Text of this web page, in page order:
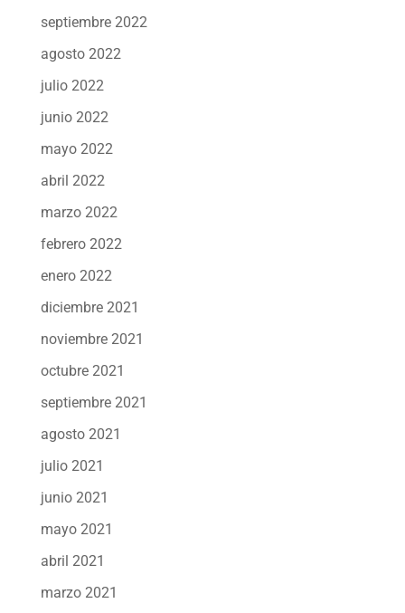
septiembre 2022
agosto 2022
julio 2022
junio 2022
mayo 2022
abril 2022
marzo 2022
febrero 2022
enero 2022
diciembre 2021
noviembre 2021
octubre 2021
septiembre 2021
agosto 2021
julio 2021
junio 2021
mayo 2021
abril 2021
marzo 2021